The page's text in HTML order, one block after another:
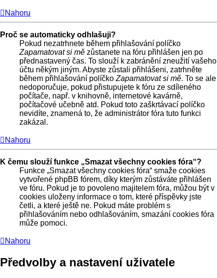
Nahoru
Proč se automaticky odhlašuji?
Pokud nezatrhnete během přihlašování políčko
Zapamatovat si mě zůstanete na fóru přihlášen jen po
přednastavený čas. To slouží k zabránění zneužití vašeho
účtu někým jiným. Abyste zůstali přihlášeni, zatrhněte
během přihlašování políčko Zapamatovat si mě. To se ale
nedoporučuje, pokud přistupujete k fóru ze sdíleného
počítače, např. v knihovně, internetové kavárně,
počítačové učebně atd. Pokud toto zaškrtávací políčko
nevidíte, znamená to, že administrátor fóra tuto funkci
zakázal.
Nahoru
K čemu slouží funkce „Smazat všechny cookies fóra“?
Funkce „Smazat všechny cookies fóra“ smaže cookies
vytvořené phpBB fórem, díky kterým zůstáváte přihlášen
ve fóru. Pokud je to povoleno majitelem fóra, můžou být v
cookies uloženy informace o tom, které příspěvky jste
četli, a které ještě ne. Pokud máte problém s
přihlašováním nebo odhlašováním, smazání cookies fóra
může pomoci.
Nahoru
Předvolby a nastavení uživatele